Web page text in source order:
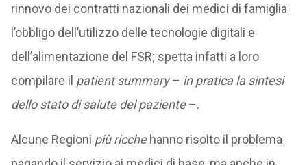
rinnovo dei contratti nazionali dei medici di famiglia
l’obbligo dell’utilizzo delle tecnologie digitali e
dell’alimentazione del FSR; spetta infatti a loro
compilare il patient summary– in pratica la sintesi
dello stato di salute del paziente–.
Alcune Regioni più ricchehanno risolto il problema